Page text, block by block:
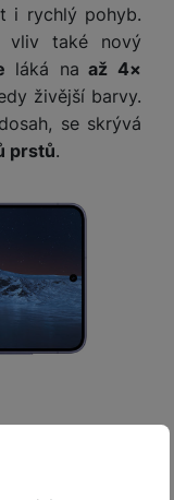
i rychlý pohyb.
vliv také nový
láká na až 4×
živější barvy.
se skrývá
prstů.